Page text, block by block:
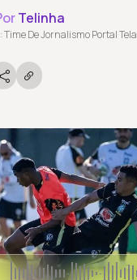
Telinha
Time De Jornalismo Portal Tela